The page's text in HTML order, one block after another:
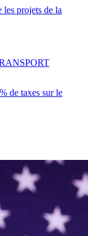
les projets de la
de taxes sur le